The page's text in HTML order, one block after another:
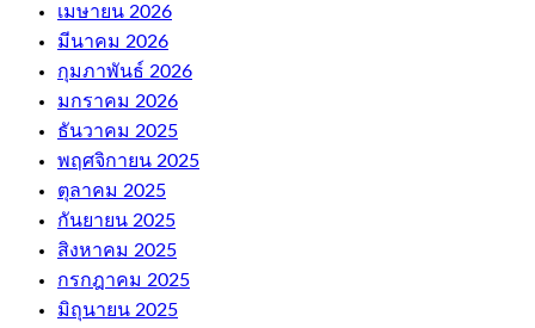
เมษายน 2026
มีนาคม 2026
กุมภาพันธ์ 2026
มกราคม 2026
ธันวาคม 2025
พฤศจิกายน 2025
ตุลาคม 2025
กันยายน 2025
สิงหาคม 2025
กรกฎาคม 2025
มิถุนายน 2025